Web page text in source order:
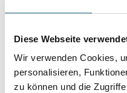
Diese Webseite
Wir verwenden Cookies,
personalisieren,
zu können und die